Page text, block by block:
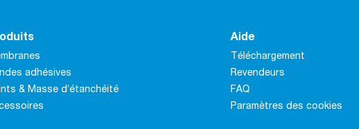
adhésives
& Masse d’étanchéité
Aide
Téléchargement
Revendeurs
FAQ
Paramètres des cookies